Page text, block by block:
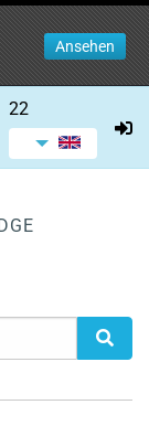
Ansehen
22